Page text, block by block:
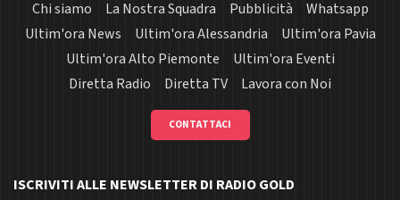
Chi siamo La Nostra Squadra Pubblicità
Whatsapp
Ultim'ora News
Ultim'ora Alessandria
Ultim'ora Pavia
Ultim'ora Alto Piemonte
Ultim'ora Eventi
Diretta Radio
Diretta TV Lavora con Noi
CONTATTACI
ISCRIVITI ALLE NEWSLETTER DI RADIO GOLD